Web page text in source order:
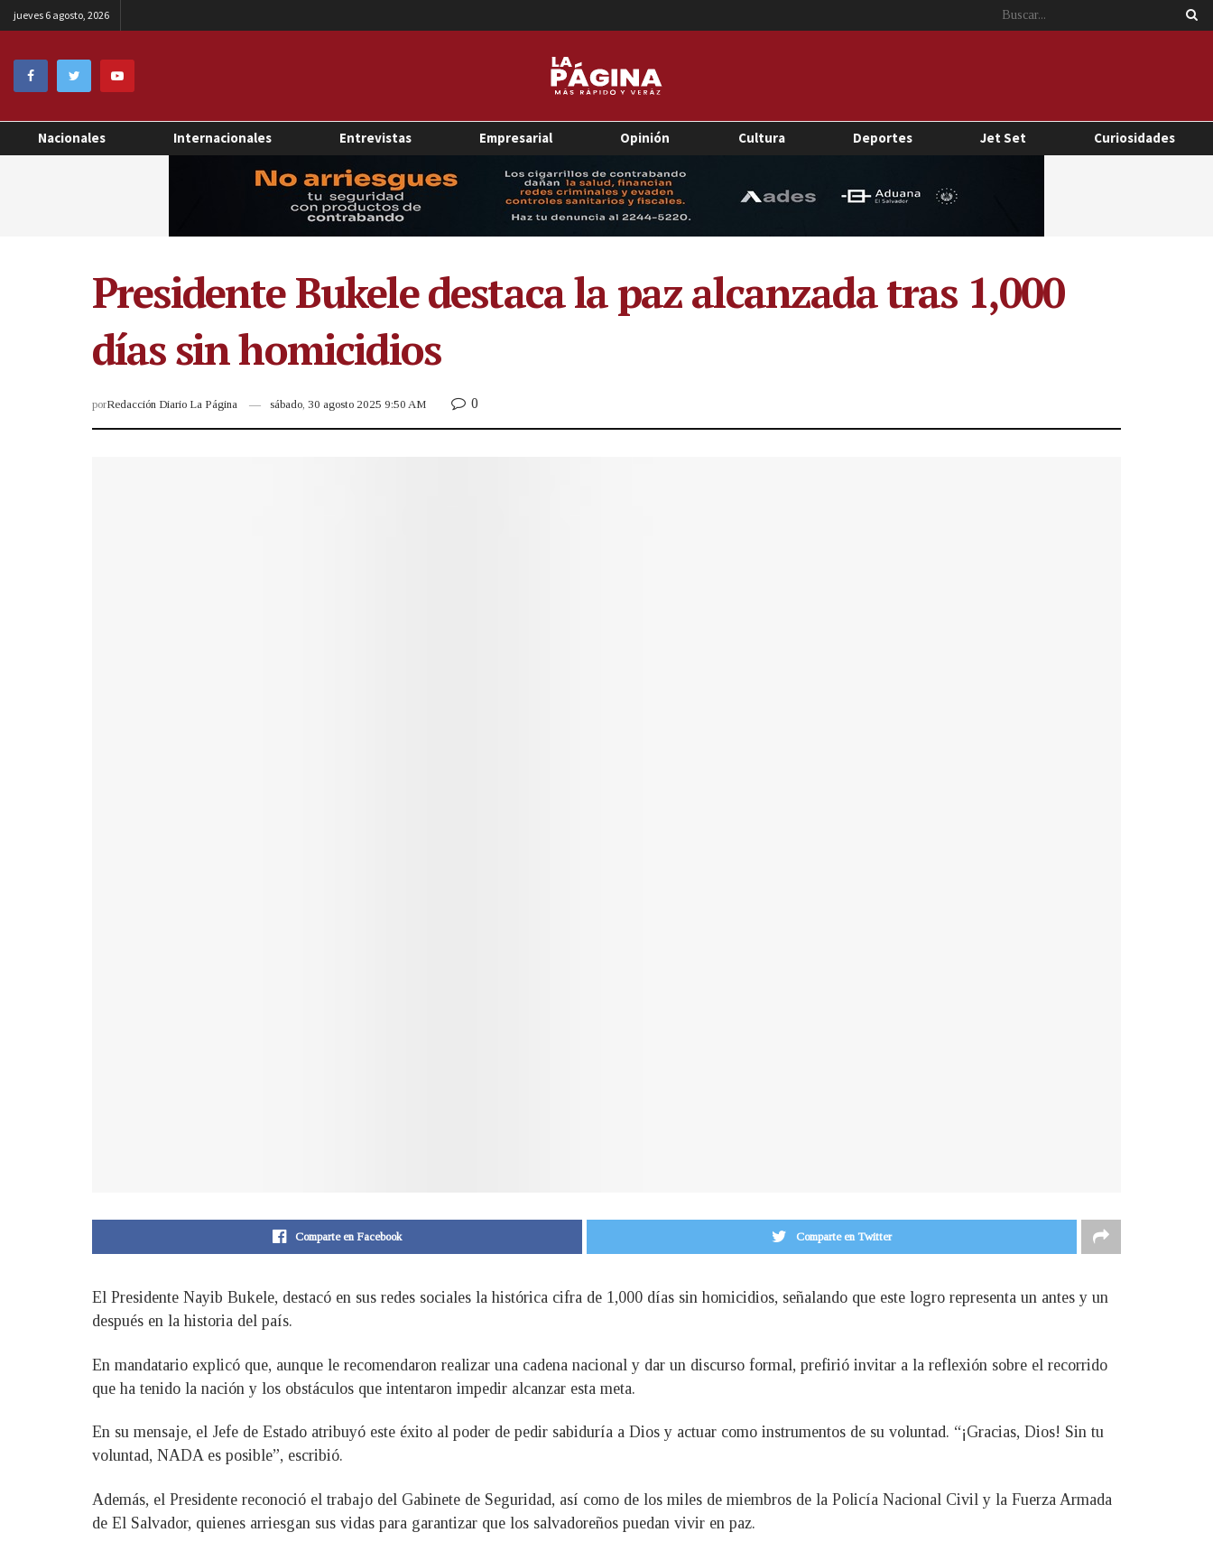
jueves 6 agosto, 2026
Nacionales Internacionales Entrevistas Empresarial Opinión Cultura Deportes Jet Set Curiosidades
Presidente Bukele destaca la paz alcanzada tras 1,000
días sin homicidios
porRedacción Diario La Página sábado, 30 agosto 2025 9:50 AM 0
Comparte en Facebook Comparte en Twitter
El Presidente Nayib Bukele, destacó en sus redes sociales la histórica cifra de 1,000 días sin homicidios, señalando que este logro representa un antes y un
después en la historia del país.
En mandatario explicó que, aunque le recomendaron realizar una cadena nacional y dar un discurso formal, prefirió invitar a la reflexión sobre el recorrido
que ha tenido la nación y los obstáculos que intentaron impedir alcanzar esta meta.
En su mensaje, el Jefe de Estado atribuyó este éxito al poder de pedir sabiduría a Dios y actuar como instrumentos de su voluntad. “¡Gracias, Dios! Sin tu
voluntad, NADA es posible”, escribió.
Además, el Presidente reconoció el trabajo del Gabinete de Seguridad, así como de los miles de miembros de la Policía Nacional Civil y la Fuerza Armada
de El Salvador, quienes arriesgan sus vidas para garantizar que los salvadoreños puedan vivir en paz.